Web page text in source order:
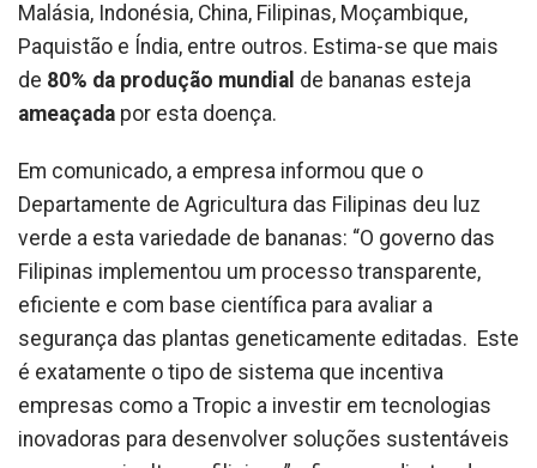
Malásia, Indonésia, China, Filipinas, Moçambique,
Paquistão e Índia, entre outros. Estima-se que mais
de 80% da produção mundial de bananas esteja
ameaçada por esta doença.
Em comunicado, a empresa informou que o
Departamente de Agricultura das Filipinas deu luz
verde a esta variedade de bananas: “O governo das
Filipinas implementou um processo transparente,
eficiente e com base científica para avaliar a
segurança das plantas geneticamente editadas. Este
é exatamente o tipo de sistema que incentiva
empresas como a Tropic a investir em tecnologias
inovadoras para desenvolver soluções sustentáveis